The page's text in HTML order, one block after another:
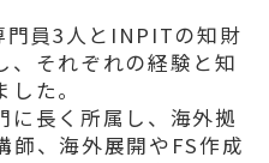
員3人とINPITの知財
、それぞれの経験と知
た。
に長く所属し、海外拠
師、海外展開やFS作成